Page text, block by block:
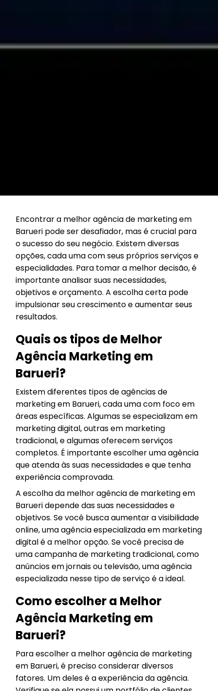
Encontrar a melhor agência de marketing em
Barueri pode ser desafiador, mas é crucial para
o sucesso do seu negócio. Existem diversas
opções, cada uma com seus próprios serviços e
especialidades. Para tomar a melhor decisão, é
importante analisar suas necessidades,
objetivos e orçamento. A escolha certa pode
impulsionar seu crescimento e aumentar seus
resultados.
Quais os tipos de Melhor
Agência Marketing em
Barueri?
Existem diferentes tipos de agências de
marketing em Barueri, cada uma com foco em
áreas específicas. Algumas se especializam em
marketing digital, outras em marketing
tradicional, e algumas oferecem serviços
completos. É importante escolher uma agência
que atenda às suas necessidades e que tenha
experiência comprovada.
A escolha da melhor agência de marketing em
Barueri depende das suas necessidades e
objetivos. Se você busca aumentar a visibilidade
online, uma agência especializada em marketing
digital é a melhor opção. Se você precisa de
uma campanha de marketing tradicional, como
anúncios em jornais ou televisão, uma agência
especializada nesse tipo de serviço é a ideal.
Como escolher a Melhor
Agência Marketing em
Barueri?
Para escolher a melhor agência de marketing
em Barueri, é preciso considerar diversos
fatores. Um deles é a experiência da agência.